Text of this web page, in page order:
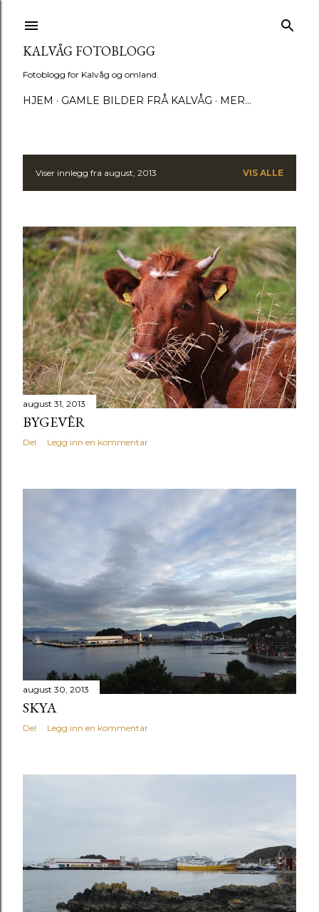
KALVÅG FOTOBLOGG
Fotoblogg for Kalvåg og omland.
HJEM GAMLE BILDER FRÅ KALVÅG MER…
I
n
l
e
g
g
Viser innlegg fra august, 2013 VIS ALLE
august 31, 2013
BYGEVÊR
Del Legg inn en kommentar
august 30, 2013
SKYA
Del Legg inn en kommentar